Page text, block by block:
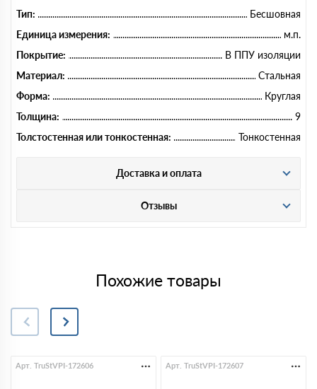
Тип:
Бесшовная
Единица измерения:
м.п.
Покрытие:
В ППУ изоляции
Материал:
Стальная
Форма:
Круглая
Толщина:
9
Толстостенная или тонкостенная:
Тонкостенная
Доставка и оплата
Отзывы
Похожие товары
Арт. TruStVPI-172606 Арт. TruStVPI-172607